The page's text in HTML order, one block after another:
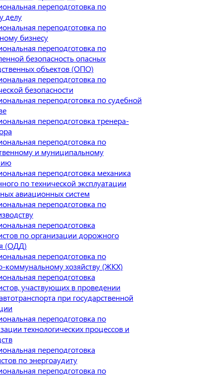
переподготовка по
делу
переподготовка по
бизнесу
переподготовка по
безопасность опасных
объектов (ОПО)
переподготовка по
безопасности
переподготовка по судебной
переподготовка тренера-
переподготовка по
и муниципальному
переподготовка механика
по технической эксплуатации
авиационных систем
переподготовка по
переподготовка
по организации дорожного
(ОДД)
переподготовка по
хозяйству (ЖКХ)
переподготовка
участвующих в проведении
при государственной
переподготовка по
технологических процессов и
переподготовка
по энергоаудиту
переподготовка по